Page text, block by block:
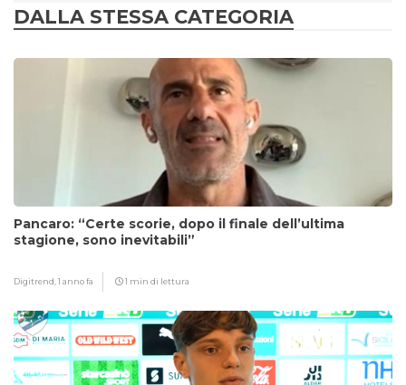
DALLA STESSA CATEGORIA
Pancaro: “Certe scorie, dopo il finale dell’ultima
stagione, sono inevitabili”
Digitrend,1 anno fa 1 min di lettura